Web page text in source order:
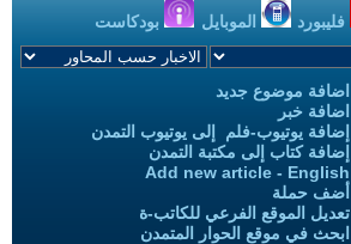
فليبورد الموبايل بودكاست
اضافة موضوع جديد
اضافة خبر
إضافة يوتيوب-فلم إلى يوتيوب التمدن
إضافة كتاب إلى مكتبة التمدن
Add new article - English
أضف حملة
تعديل الموقع الفرعي للكاتب-ة
ابحث في موقع الحوار المتمدن